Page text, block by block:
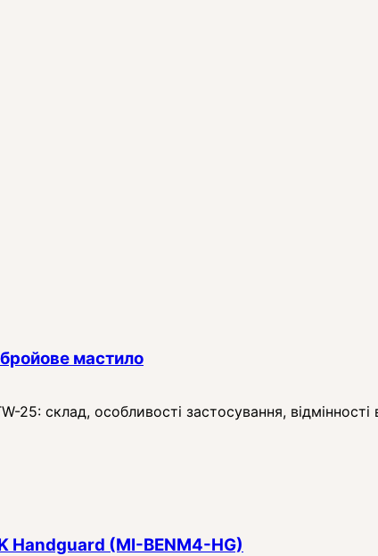
мастило
склад, особливості застосування, відмінності
Handguard (MI-BENM4-HG)